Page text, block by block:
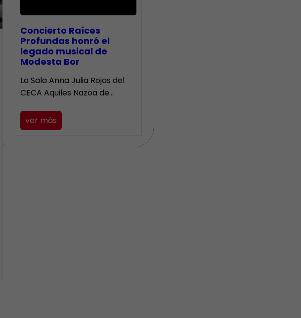
​Concierto Raíces
Profundas honró el
legado musical de
Modesta Bor
La Sala Anna Julia Rojas del
CECA Aquiles Nazoa de…
ver más